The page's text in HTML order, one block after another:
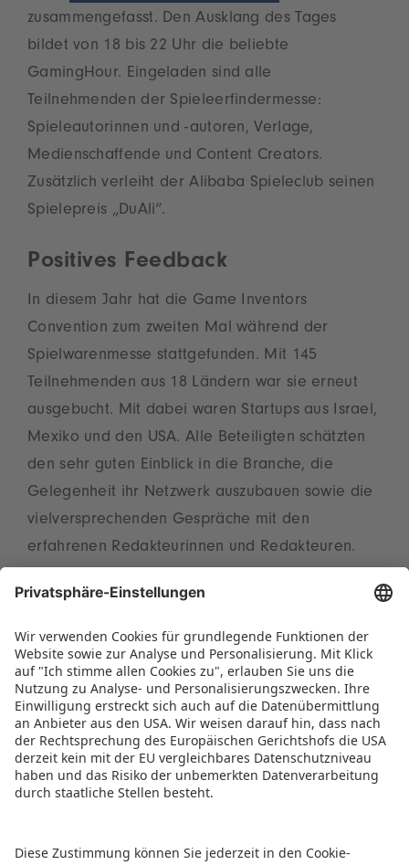
zusammengefasst. Den Ausklang des Tages
bildet von 18 bis 22 Uhr die beliebte
GamingHour. Eingeladen sind alle
Teilnehmenden der Spieleerfindermesse:
Spieleautorinnen und -autoren, Verlage,
Medienschaffende und Content Creators.
Zusätzlich verleiht der Alibaba Spieleclub seinen
Spielepreis „DuAli“.
Positives Feedback
In diesem Jahr hat die Game Inventors
Convention zum zweiten Mal während der
Spielwarenmesse stattgefunden. Mit 145
Teilnehmenden aus 18 Ländern war sie erneut
ausgebucht. Mit dabei waren Startups aus Israel,
Mexiko und den USA. Alle Beteiligten schätzten
den sehr guten Einblick in die Branche, die
Gelegenheit ihr Netzwerk auszubauen sowie die
vielversprechenden Gespräche mit den
erfahrenen Redakteurinnen und Redakteuren.
kommenden Jahr wieder dabei zu sein,
verdeutlicht die Relevanz der Veranstaltung. Wir
freuen uns auf zahlreiche neue Spielideen“, fasst
Christian Ulrich, Sprecher des Vorstands der
Spielwarenmesse eG, zusammen.
PRESSEMITTEILUNG ALS PDF HERUNTERLADEN